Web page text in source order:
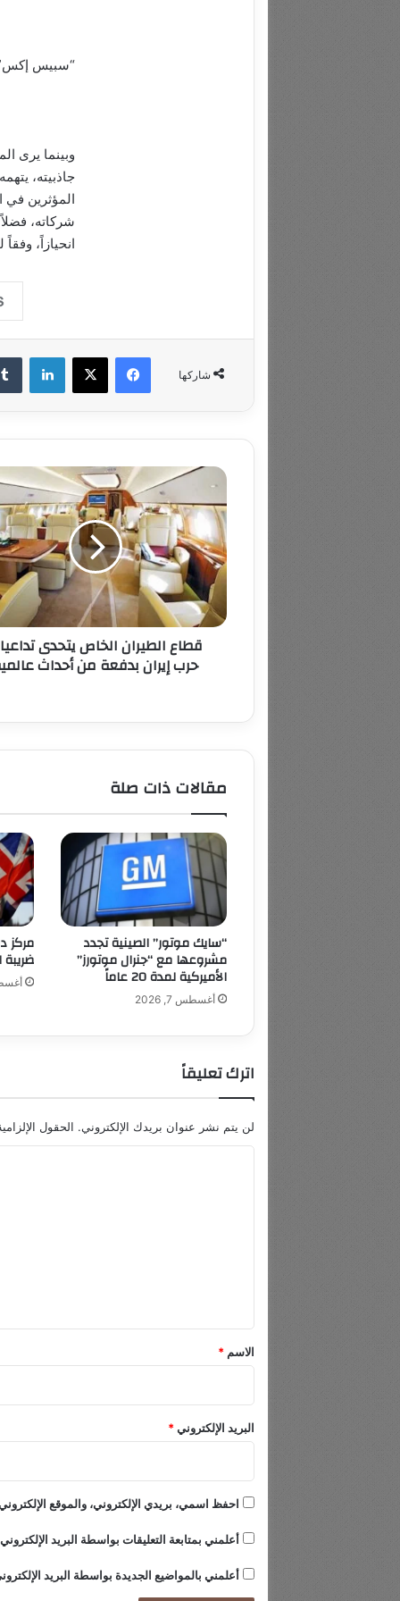
“سبيس إكس” تبدأ
وبينما يرى
جاذبيته،
المؤثرين في
شركاته،
انحيازاً، وفقاً
شاركها
فيسبوك ‫X
قطاع
الخاص
يتحدى
تداعيات
حرب
إيران
بدفعة
من
أحداث
عالمية
قطاع الطيران الخاص يتحدى
حرب إيران بدفعة من أحداث
مقالات ذات صلة
“سايك موتور” الصينية تجدد
مشروعها مع “جنرال موتورز”
الأميركية لمدة 20 عاماً
أغسطس 7, 2026
مركز
ضريبة
أغسطس
اترك تعليقاً
لن يتم نشر عنوان بريدك الإلكتروني. الحقول
*
الاسم *
البريد الإلكتروني*
احفظ اسمي، بريدي الإلكتروني، والموقع
أعلمني بمتابعة التعليقات بواسطة البريد
أعلمني بالمواضيع الجديدة بواسطة البريد